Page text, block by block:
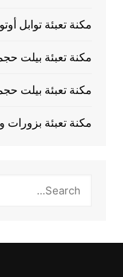
مكنة تعبئة توابل
مكنة تعبئة بيلت
مكنة تعبئة بيلت
مكنة تعبئة بزورات